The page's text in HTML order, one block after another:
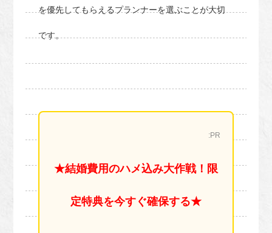
を優先してもらえるプランナーを選ぶことが大切
です。
:PR
★結婚費用のハメ込み大作戦！限
定特典を今すぐ確保する★